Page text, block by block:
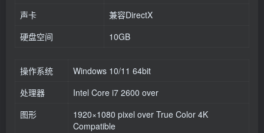
声卡
兼容DirectX
硬盘空间
10GB
操作系统
Windows 10/11 64bit
处理器
Intel Core i7 2600 over
图形
1920×1080 pixel over True Color 4K
Compatible